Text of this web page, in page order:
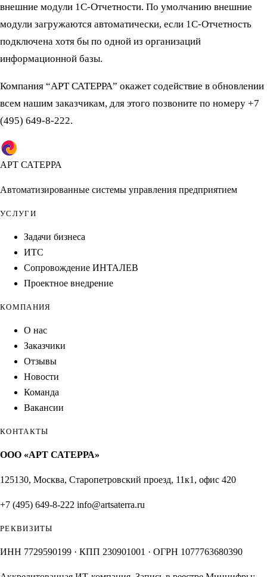
внешние модули 1С-Отчетности. По умолчанию внешние
модули загружаются автоматически, если 1С-Отчетность
подключена хотя бы по одной из организаций
информационной базы.
Компания “АРТ САТЕРРА” окажет содействие в обновлении
всем нашим заказчикам, для этого позвоните по номеру +7
(495) 649-8-222.
АРТ САТЕРРА
Автоматизированные системы управления предприятием
УСЛУГИ
Задачи бизнеса
ИТС
Сопровождение ИНТАЛЕВ
Проектное внедрение
КОМПАНИЯ
О нас
Заказчики
Отзывы
Новости
Команда
Вакансии
КОНТАКТЫ
ООО «АРТ САТЕРРА»
125130, Москва, Старопетровский проезд, 11к1, офис 420
+7 (495) 649-8-222 info@artsaterra.ru
РЕКВИЗИТЫ
ИНН 7729590199 · КПП 230901001 · ОГРН 1077763680390